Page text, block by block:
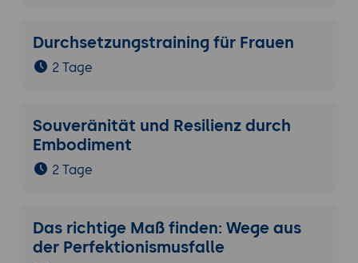
Durchsetzungstraining für Frauen
2 Tage
Souveränität und Resilienz durch
Embodiment
2 Tage
Das richtige Maß finden: Wege aus
der Perfektionismusfalle